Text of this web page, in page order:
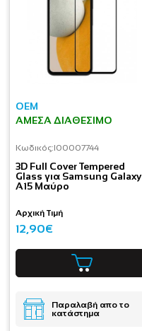
OEM
ΆΜΕΣΑ ΔΙΑΘΈΣΙΜΟ
Κωδικός:I00007744
3D Full Cover Tempered
Glass για Samsung Galaxy
A15 Μαύρο
Αρχική Τιμή
12,90€
Παραλαβή απο το
κατάστημα